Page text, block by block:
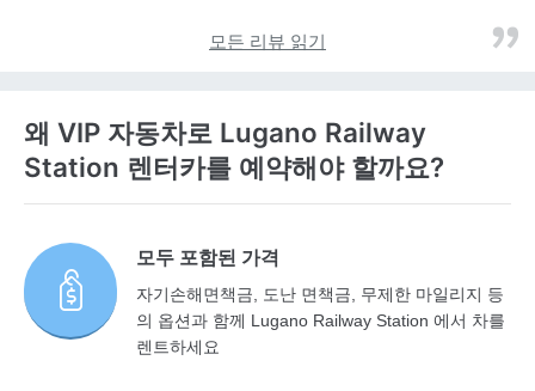
모든 리뷰 읽기
왜 VIP 자동차로 Lugano Railway
Station 렌터카를 예약해야 할까요?
모두 포함된 가격
자기손해면책금, 도난 면책금, 무제한 마일리지 등
의 옵션과 함께 Lugano Railway Station 에서 차를
렌트하세요